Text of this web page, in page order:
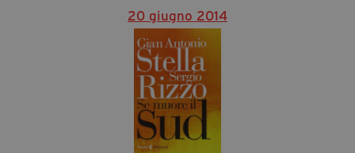
20 giugno 2014